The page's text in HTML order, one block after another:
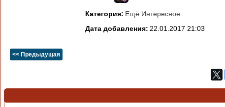
Категория: Ещё Интересное
Дата добавления: 22.01.2017 21:03
<< Предыдущая